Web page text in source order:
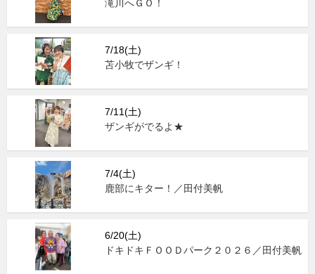
滝川へＧＯ！
7/18(土)
苫小牧でザンギ！
7/11(土)
ザンギがでるよ★
7/4(土)
鹿部にキター！／田付美帆
6/20(土)
ドキドキＦＯＯＤパーク２０２６／田付美帆